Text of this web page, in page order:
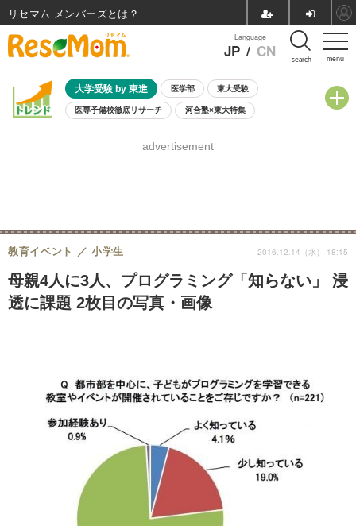
menu
Language
JP / CN search
大学受験 by 東進 医学部 東大受験
医専予備校徹底リサーチ 河合塾×東大特集
8月開催学校説明会・相談会
advertisement
母親4人に3人、プログラミング「知らない」 浸
透に課題 2枚目の写真・画像
教育イベント 小学生 2016.12.14（水） 18:15
リセマム メンバーズ